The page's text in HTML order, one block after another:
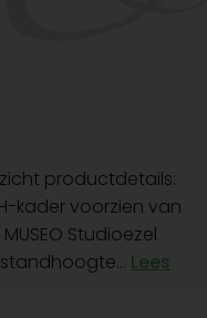
productdetails:
kader voorzien van
Studioezel
Lees